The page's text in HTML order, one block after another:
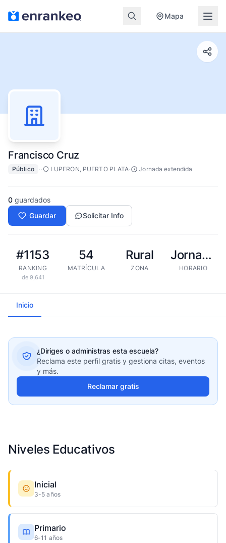
Mapa
Francisco Cruz
Público ·· LUPERON, PUERTO PLATA· Jornada extendida
0 guardados
Guardar
Solicitar Info
#1153
RANKING
de 9,641
54
MATRÍCULA
Rural
ZONA
Jornada extendida
HORARIO
Inicio
¿Diriges o administras esta escuela?
Reclama este perfil gratis y gestiona citas, eventos
y más.
Reclamar gratis
Niveles Educativos
Inicial
3-5 años
Primario
6-11 años